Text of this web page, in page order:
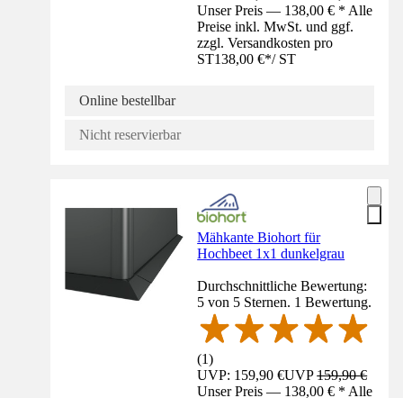
Unser Preis — 138,00 € * Alle
Preise inkl. MwSt. und ggf.
zzgl. Versandkosten pro
ST138,00 €*/ ST
Online bestellbar
Nicht reservierbar
Mähkante Biohort für
Hochbeet 1x1 dunkelgrau
Durchschnittliche Bewertung:
5 von 5 Sternen. 1 Bewertung.
(1)
UVP: 159,90 €UVP159,90 €
Unser Preis — 138,00 € * Alle